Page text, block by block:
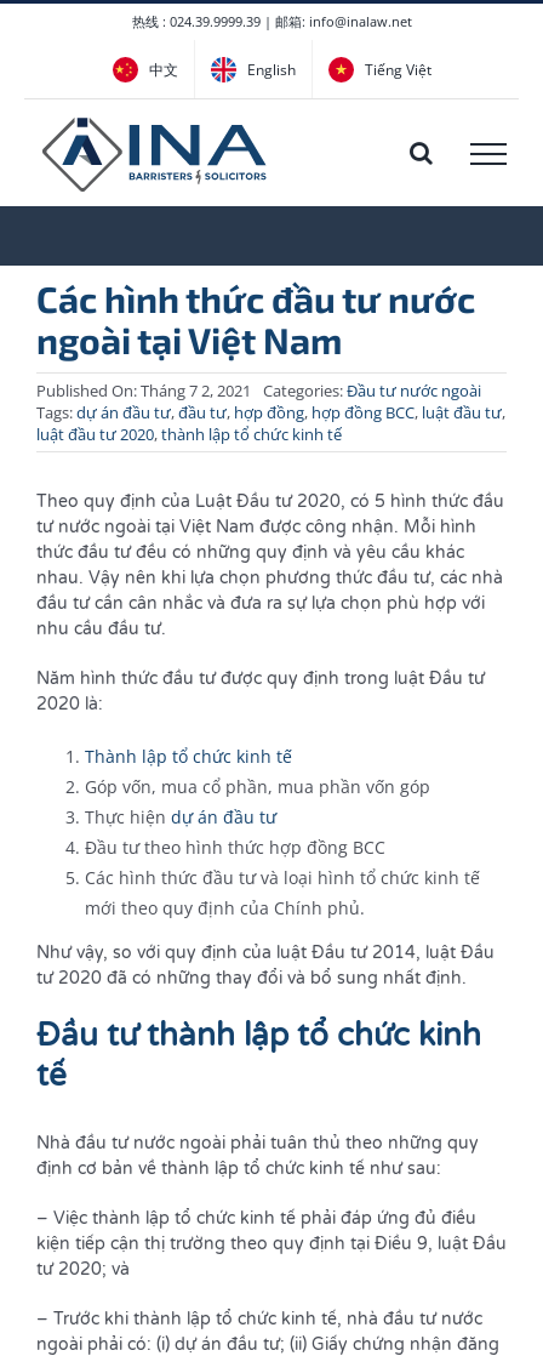
热线 : 024.39.9999.39 | 邮箱: info@inalaw.net
中文 English Tiếng Việt
Các hình thức đầu tư nước
ngoài tại Việt Nam
Published On: Tháng 7 2, 2021 Categories:Đầu tư nước ngoài
Tags:dự án đầu tư,đầu tư, hợp đồng, hợp đồng BCC, luật đầu tư,
luật đầu tư 2020,thành lập tổ chức kinh tế
Theo quy định của Luật Đầu tư 2020, có 5 hình thức đầu
tư nước ngoài tại Việt Nam được công nhận. Mỗi hình
thức đầu tư đều có những quy định và yêu cầu khác
nhau. Vậy nên khi lựa chọn phương thức đầu tư, các nhà
đầu tư cần cân nhắc và đưa ra sự lựa chọn phù hợp với
nhu cầu đầu tư.
Năm hình thức đầu tư được quy định trong luật Đầu tư
2020 là:
Thành lập tổ chức kinh tế
Góp vốn, mua cổ phần, mua phần vốn góp
Thực hiện dự án đầu tư
Đầu tư theo hình thức hợp đồng BCC
Các hình thức đầu tư và loại hình tổ chức kinh tế
mới theo quy định của Chính phủ.
Như vậy, so với quy định của luật Đầu tư 2014, luật Đầu
tư 2020 đã có những thay đổi và bổ sung nhất định.
Đầu tư thành lập tổ chức kinh
tế
Nhà đầu tư nước ngoài phải tuân thủ theo những quy
định cơ bản về thành lập tổ chức kinh tế như sau:
– Việc thành lập tổ chức kinh tế phải đáp ứng đủ điều
kiện tiếp cận thị trường theo quy định tại Điều 9, luật Đầu
tư 2020; và
– Trước khi thành lập tổ chức kinh tế, nhà đầu tư nước
ngoài phải có: (i) dự án đầu tư; (ii) Giấy chứng nhận đăng